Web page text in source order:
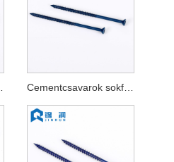
Cementcsavarok sokféle fejjel